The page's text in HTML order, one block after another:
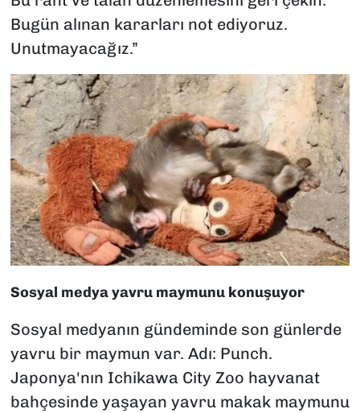
Bugün alınan kararları not ediyoruz.
Unutmayacağız.”
Sosyal medya yavru maymunu konuşuyor
Sosyal medyanın gündeminde son günlerde
yavru bir maymun var. Adı: Punch.
Japonya'nın Ichikawa City Zoo hayvanat
bahçesinde yaşayan yavru makak maymunu